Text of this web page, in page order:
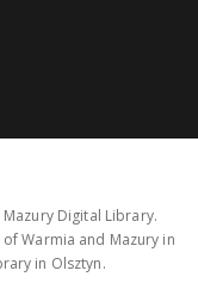
Digital Library.
Warmia and Mazury in
in Olsztyn.